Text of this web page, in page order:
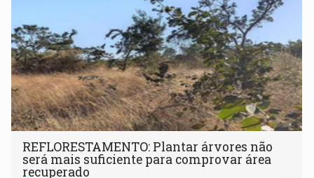
REFLORESTAMENTO: Plantar árvores não
será mais suficiente para comprovar área
recuperado